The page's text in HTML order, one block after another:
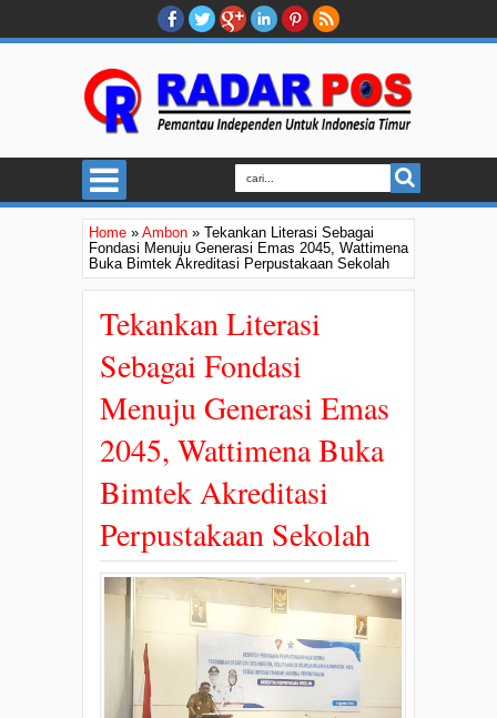
Home » Ambon » Tekankan Literasi Sebagai
Fondasi Menuju Generasi Emas 2045, Wattimena
Buka Bimtek Akreditasi Perpustakaan Sekolah
Tekankan Literasi
Sebagai Fondasi
Menuju Generasi Emas
2045, Wattimena Buka
Bimtek Akreditasi
Perpustakaan Sekolah